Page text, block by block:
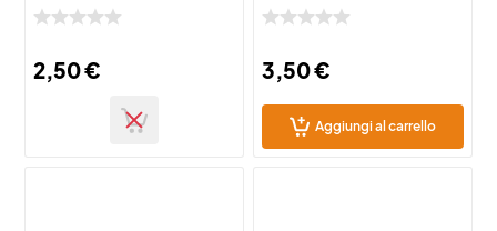
Cani e Gatti – 40 Salviette
2,50€
Cani e Gatti – 40 Salviette
3,50€
Aggiungi al carrello